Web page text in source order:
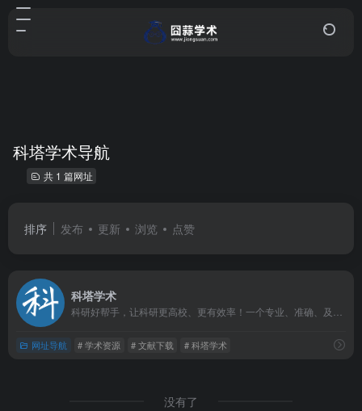
科塔学术导航
共 1 篇网址
排序 发布 更新 浏览 点赞
科塔学术
网址导航 # 学术资源 # 文献下载 # 科塔学术
没有了